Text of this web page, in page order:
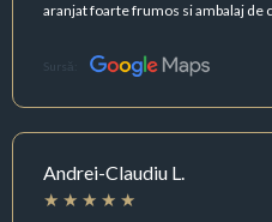
aranjat foarte frumos si ambalaj
Sursă:
Andrei-Claudiu L.